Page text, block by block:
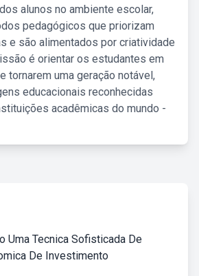
alunos no ambiente escolar,
pedagógicos que priorizam
e são alimentados por criatividade
é orientar os estudantes em
tornarem uma geração notável,
educacionais reconhecidas
acadêmicas do mundo -
Uma Tecnica Sofisticada De
De Investimento